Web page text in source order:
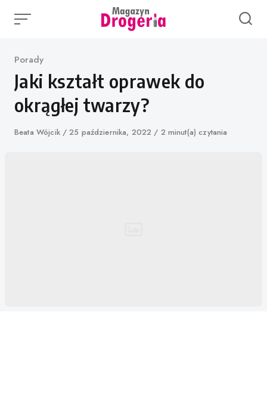
Category
Porady
Jaki kształt oprawek do
okrągłej twarzy?
Author
Beata Wójcik
Published
25 października, 2022 2 minut(a) czytania